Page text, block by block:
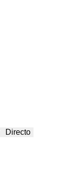
Directo